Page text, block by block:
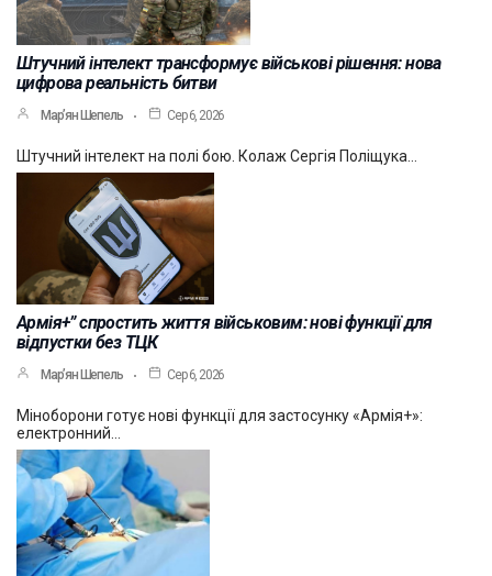
Штучний інтелект трансформує військові рішення: нова
цифрова реальність битви
Мар’ян Шепель Сер 6, 2026
Штучний інтелект на полі бою. Колаж Сергія Поліщука…
Армія+” спростить життя військовим: нові функції для
відпустки без ТЦК
Мар’ян Шепель Сер 6, 2026
Міноборони готує нові функції для застосунку «Армія+»:
електронний…